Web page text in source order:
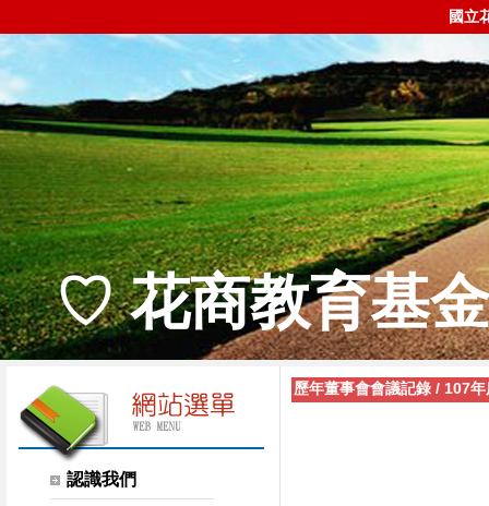
國立
♡ 花商教育基
認識我們
歷年董事會會議記錄 / 107